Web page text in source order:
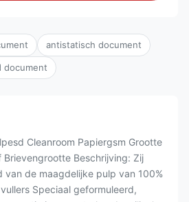
antistatisch document
document
Cleanroom Papiergsm Grootte
Beschrijving: Zij
van de maagdelijke pulp van 100%
Speciaal geformuleerd,